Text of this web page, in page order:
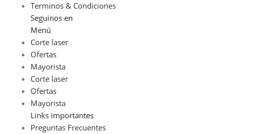
Terminos & Condiciones
Seguinos en
Menú
Corte laser
Ofertas
Mayorista
Corte laser
Ofertas
Mayorista
Links importantes
Preguntas Frecuentes